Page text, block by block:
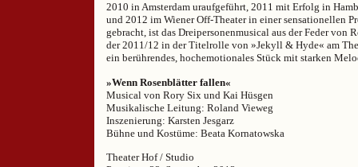
2010 in Amsterdam uraufgeführt, 2011 mit Erfolg in
und 2012 im Wiener Off-Theater in einer sensationellen
gebracht, ist das Dreipersonenmusical aus der Feder von
der 2011/12 in der Titelrolle von »Jekyll & Hyde« am
ein berührendes, hochemotionales Stück mit starken
»Wenn Rosenblätter fallen«
Musical von Rory Six und Kai Hüsgen
Musikalische Leitung: Roland Vieweg
Inszenierung: Karsten Jesgarz
Bühne und Kostüme: Beata Kornatowska
Theater Hof / Studio